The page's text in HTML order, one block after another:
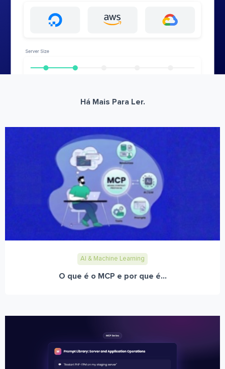
Há Mais Para Ler.
AI & Machine Learning
O que é o MCP e por que é...